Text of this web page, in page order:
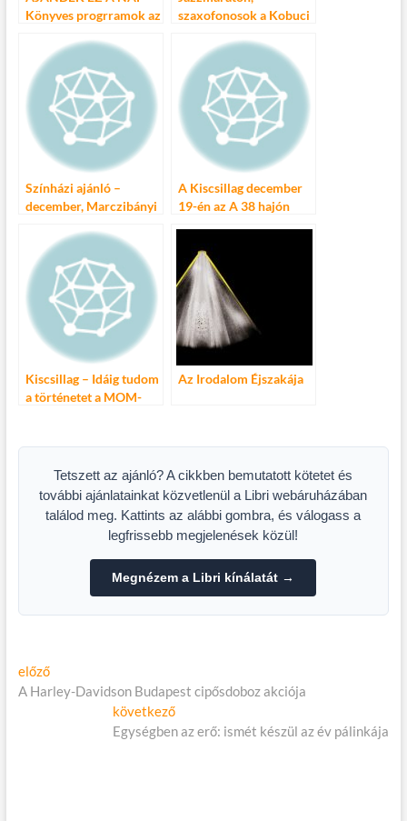
Könyves progrramok az
Könyvesboltban
december 17-én
szaxofonosok a Kobuci
Színházi ajánló –
december, Marczibányi
Központ
A Kiscsillag december
19-én az A 38 hajón
Kiscsillag – Idáig tudom
a történetet a MOM-
Az Irodalom Éjszakája
Tetszett az ajánló? A cikkben bemutatott kötetet és
további ajánlatainkat közvetlenül a Libri webáruházában
találod meg. Kattints az alábbi gombra, és válogass a
legfrissebb megjelenések közül!
Megnézem a Libri kínálatát →
Bejegyzés
navigáció
előzőElőző
cikk:
A Harley-Davidson Budapest cipősdoboz akciója
következőKövetkező
cikk:
Egységben az erő: ismét készül az év pálinkája